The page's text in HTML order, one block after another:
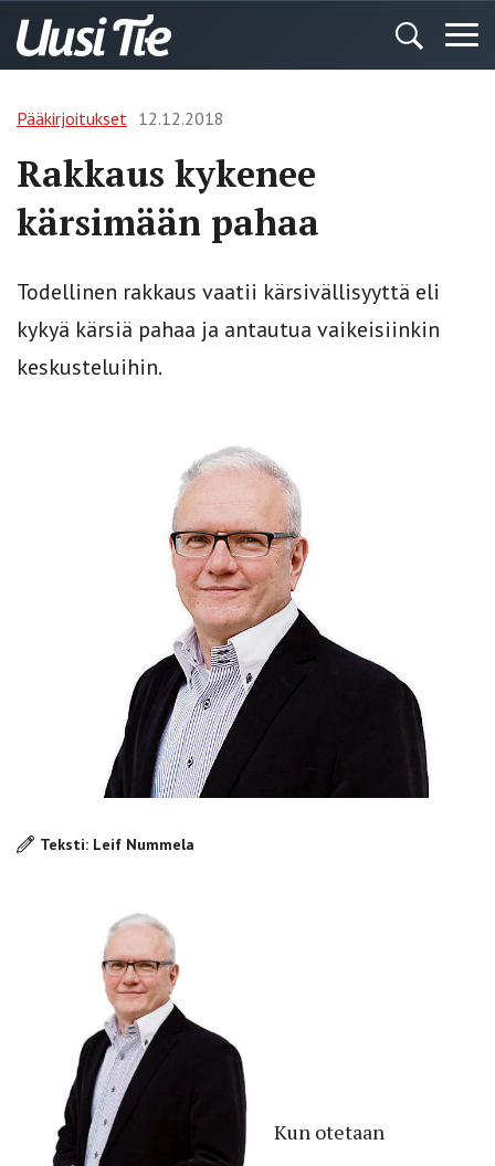
Pääkirjoitukset 12.12.2018
Rakkaus kykenee
kärsimään pahaa
Todellinen rakkaus vaatii kärsivällisyyttä eli
kykyä kärsiä pahaa ja antautua vaikeisiinkin
keskusteluihin.
Teksti: Leif Nummela
Kun otetaan